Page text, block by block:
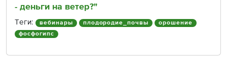
- деньги на ветер?"
Теги: вебинары плодородие_почвы
орошение
фосфогипс